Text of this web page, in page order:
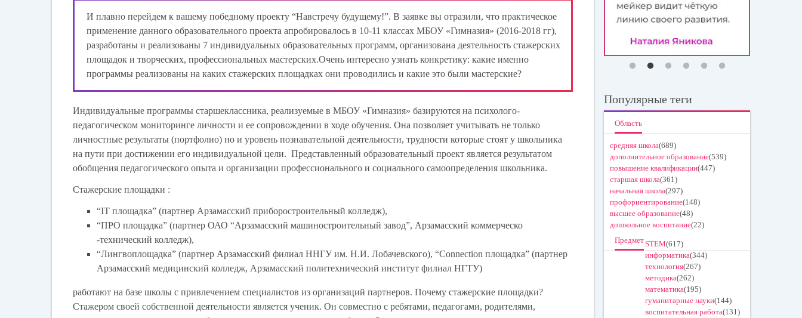
И плавно перейдем к вашему победному проекту “Навстречу будущему!”. В заявке вы отразили, что практическое
применение данного образовательного проекта апробировалось в 10-11 классах МБОУ «Гимназия» (2016-2018 гг),
разработаны и реализованы 7 индивидуальных образовательных программ, организована деятельность стажерских
площадок и творческих, профессиональных мастерских.Очень интересно узнать конкретику: какие именно
программы реализованы на каких стажерских площадках они проводились и какие это были мастерские?
Индивидуальные программы старшеклассника, реализуемые в МБОУ «Гимназия» базируются на психолого-
педагогическом мониторинге личности и ее сопровождении в ходе обучения. Она позволяет учитывать не только
личностные результаты (портфолио) но и уровень познавательной деятельности, трудности которые стоят у школьника
на пути при достижении его индивидуальной цели. Представленный образовательный проект является результатом
обобщения педагогического опыта и организации профессионального и социального самоопределения школьника.
Стажерские площадки :
“IT площадка” (партнер Арзамасский приборостроительный колледж),
“ПРО площадка” (партнер ОАО “Арзамасский машиностроительный завод”, Арзамасский коммерческо
-технический колледж),
“Лингвоплощадка” (партнер Арзамасский филиал ННГУ им. Н.И. Лобачевского), “Connection площадка” (партнер
Арзамасский медицинский колледж, Арзамасский политехнический институт филиал НГТУ)
работают на базе школы с привлечением специалистов из организаций партнеров. Почему стажерские площадки?
Стажером своей собственной деятельности является ученик. Он совместно с ребятами, педагогами, родителями,
Популярные теги
Область
средняя школа(689)
дополнительное образование(539)
повышение квалификации(447)
старшая школа(361)
начальная школа(297)
профориентирование(148)
высшее образование(48)
дошкольное воспитание(22)
ПредметSTEM(617)
информатика(344)
технология(267)
методика(262)
математика(195)
гуманитарные науки(144)
воспитательная работа(131)